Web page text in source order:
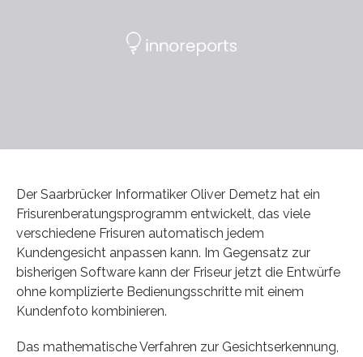
Der Saarbrücker Informatiker Oliver Demetz hat ein
Frisurenberatungsprogramm entwickelt, das viele
verschiedene Frisuren automatisch jedem
Kundengesicht anpassen kann. Im Gegensatz zur
bisherigen Software kann der Friseur jetzt die Entwürfe
ohne komplizierte Bedienungsschritte mit einem
Kundenfoto kombinieren.
Das mathematische Verfahren zur Gesichtserkennung,